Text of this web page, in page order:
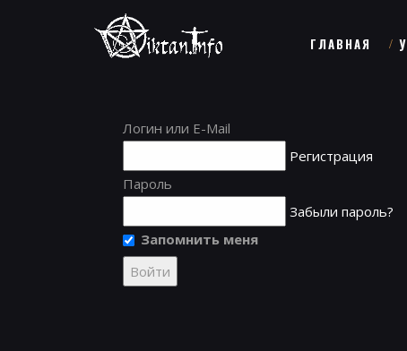
ГЛАВНАЯ
Логин или E-Mail
Регистрация
Пароль
Забыли пароль?
Запомнить меня